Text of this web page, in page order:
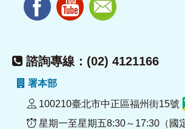
諮詢專線：(02) 4121166
署本部
100210臺北市中正區福州街15號
星期一至星期五8:30～17:30（國